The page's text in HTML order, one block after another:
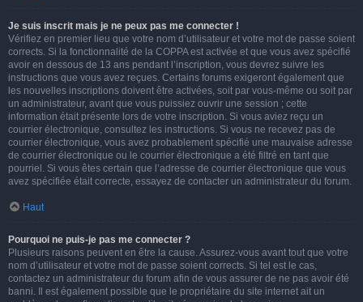
Je suis inscrit mais je ne peux pas me connecter !
Vérifiez en premier lieu que votre nom d’utilisateur et votre mot de passe soient
corrects. Si la fonctionnalité de la COPPA est activée et que vous avez spécifié
avoir en dessous de 13 ans pendant l’inscription, vous devrez suivre les
instructions que vous avez reçues. Certains forums exigeront également que
les nouvelles inscriptions doivent être activées, soit par vous-même ou soit par
un administrateur, avant que vous puissiez ouvrir une session ; cette
information était présente lors de votre inscription. Si vous aviez reçu un
courrier électronique, consultez les instructions. Si vous ne recevez pas de
courrier électronique, vous avez probablement spécifié une mauvaise adresse
de courrier électronique ou le courrier électronique a été filtré en tant que
pourriel. Si vous êtes certain que l’adresse de courrier électronique que vous
avez spécifiée était correcte, essayez de contacter un administrateur du forum.
Haut
Pourquoi ne puis-je pas me connecter ?
Plusieurs raisons peuvent en être la cause. Assurez-vous avant tout que votre
nom d’utilisateur et votre mot de passe soient corrects. Si tel est le cas,
contactez un administrateur du forum afin de vous assurer de ne pas avoir été
banni. Il est également possible que le propriétaire du site internet ait un